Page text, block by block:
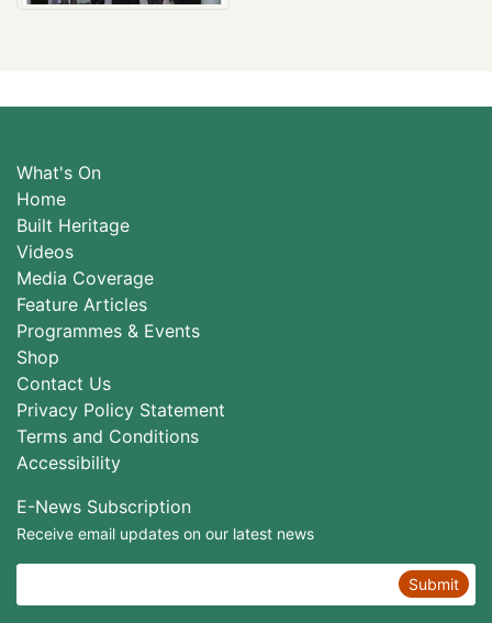
What's On
Home
Built Heritage
Videos
Media Coverage
Feature Articles
Programmes & Events
Shop
Contact Us
Privacy Policy Statement
Terms and Conditions
Accessibility
E-News Subscription
Receive email updates on our latest news
Submit